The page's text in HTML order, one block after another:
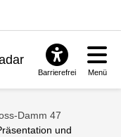
Barrierefrei Menü
Damm 47
und